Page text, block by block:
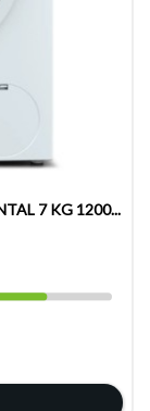
7 KG 1200...